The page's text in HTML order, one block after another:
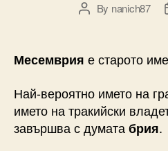
PostBy nanich87
Месемврия е старото
Най-вероятно името на
името на тракийски
завършва с думатабрия.